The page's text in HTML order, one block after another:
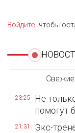
Войдите, чтобы
Свежие
23:25
Не
помогут
21:31
Экс-